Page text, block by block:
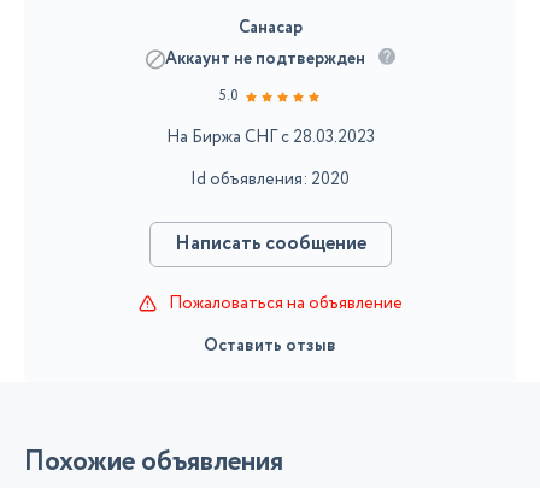
Санасар
Аккаунт не подтвержден
5.0
На Биржа СНГ с 28.03.2023
Id объявления: 2020
Написать сообщение
Пожаловаться на объявление
Оставить отзыв
Похожие объявления